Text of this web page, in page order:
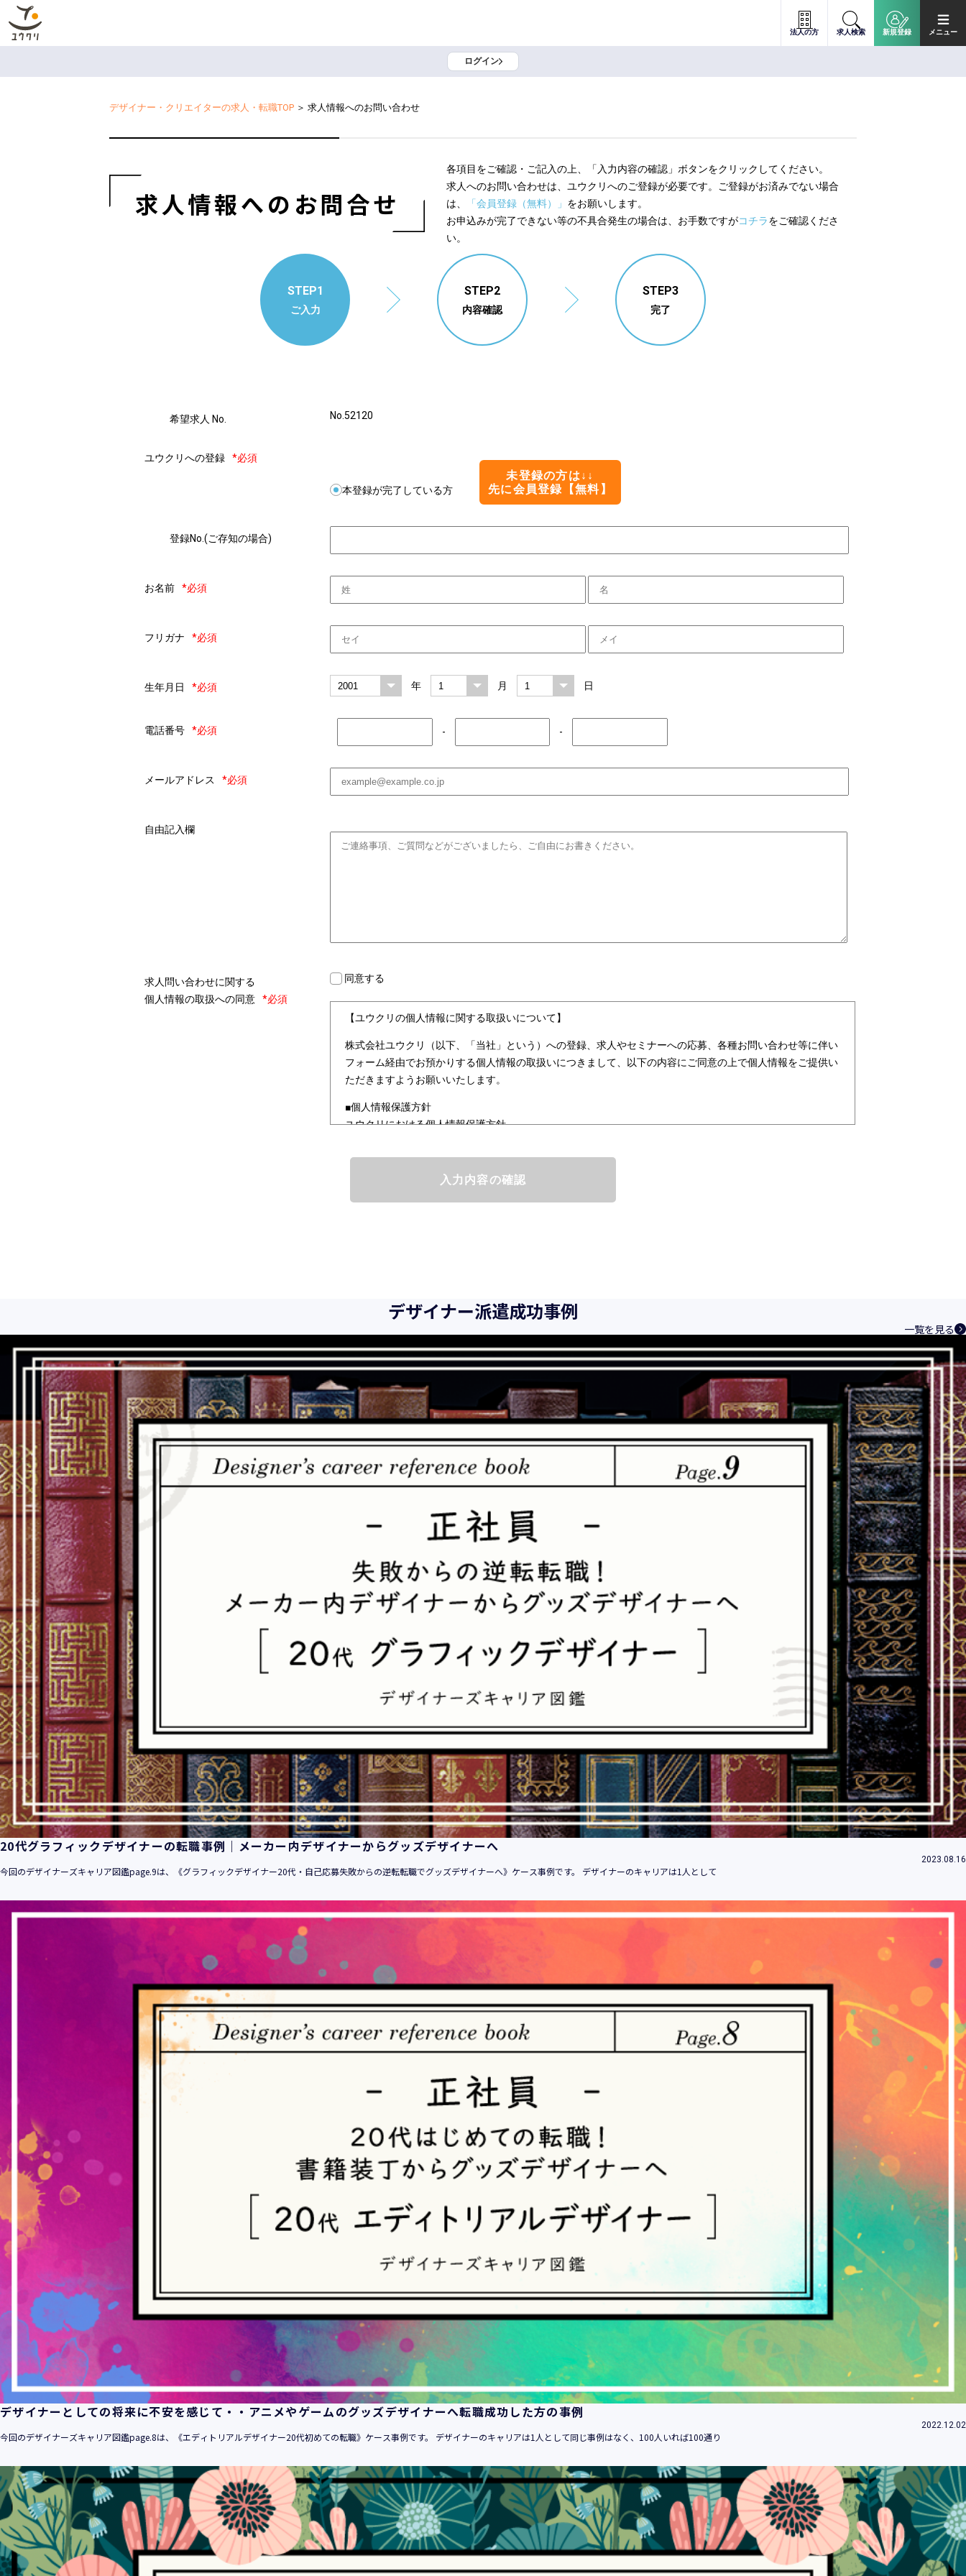
法人の方 求人検索 新規登録 メニュー
ログイン
デザイナー・クリエイターの求人・転職TOP ＞ 求人情報へのお問い合わせ
求人情報へのお問合せ
各項目をご確認・ご記入の上、「入力内容の確認」ボタンをクリックしてください。
求人へのお問い合わせは、ユウクリへのご登録が必要です。ご登録がお済みでない場合
は、
「会員登録（無料）」 をお願いします。
お申込みが完了できない等の不具合発生の場合は、お手数ですがコチラをご確認くださ
い。
STEP1
ご入力
STEP2
内容確認
STEP3
完了
希望求人 No. No.52120
ユウクリへの登録 *必須
本登録が完了している方
未登録の方は↓↓
先に会員登録【無料】
登録No.(ご存知の場合)
お名前 *必須
フリガナ *必須
生年月日 *必須 年 月 日
電話番号 *必須 - -
メールアドレス *必須
自由記入欄
求人問い合わせに関する
個人情報の取扱への同意
*必須
同意する
【ユウクリの個人情報に関する取扱いについて】
株式会社ユウクリ（以下、「当社」という）への登録、求人やセミナーへの応募、各種お問い合わせ等に伴い
フォーム経由でお預かりする個人情報の取扱いにつきまして、以下の内容にご同意の上で個人情報をご提供い
ただきますようお願いいたします。
■個人情報保護方針
ユウクリにおける個人情報保護方針
とし、資質のあるクリエイタ－発掘から、活躍の場の提供、成長支援・育成等、クリエイティブ領域で独創的
なサービスを提供するクリエイターエージェンシーとして事業を行っており、お客様、お取引先関係者の個人
向、社会的要請の変化、経営環境の変動等を常に認識しながら、その継続的改善に、全社を挙げて取り組むこ
当社は、事業の目的に適切な個人情報の取得・利用及び提供を行い、特定された利用目的の達成に必要な範囲
当社は個人情報の取扱いに関する法令、国が定める指針その他の規範を遵守致します。
当社は個人情報の漏えい、滅失、き損などのリスクに対しては、合理的な安全対策を講じて防止する規程、体
制を構築し、継続的に向上させていきます。また、万一の際には速やかに是正措置を講じます。
当社は個人情報取扱いに関する苦情及び相談に対しては、迅速かつ誠実に対応致します。
個人情報保護マネジメントシステムは、当社を取り巻く環境の変化と実情を踏まえ、適時・適切に見直して継
続的に改善をはかっていきます。
株式会社 ユウクリ 個人情報保護管理責任者 安部 洋平
〒151-0073 東京都渋谷区笹塚1-55-7 マルエスファーストビル 7F
メールアドレス：
info@y-create.co.jp
電話番号：03-6712-7970（土日休日を除く9:00～18:00）
平成16年 2月 1日
平成23年 4月 1日 改訂
平成26年 9月10日 改訂
平成27年 6月24日 改訂
平成28年11月 1日 改訂
平成30年 7月 1日 改訂
令和6年 5月 1日 改訂
【個人情報】
株式会社ユウクリ（以下「当社」といいます。）が取得する個人情報とは、個人の識別に係る以下の情報をい
います。
・住所・氏名・電話番号・電子メールアドレス、クレジットカード情報、ログインID、パスワード、ニックネ
ーム、IPアドレス等において、特定の個人を識別できる情報
・当社の運営・提供するサービス（以下総称して「当社サービス」といいます。）において、お客様が、当社
でご利用になったサービスの内容、ご利用日時、ご利用回数などのご利用内容及びご利用履歴に関する情報
【個人情報の取得・収集について】
当社は、以下の方法により、個人情報を取得させていただきます。
当社サービスにおいて、自ら入力された個人情報を、当社は取得・収集させていただきます。
・電子メール、郵便、書面、電話等の手段により取得・収集させていただく方法
収集させていただきます。
・当社等へアクセスされた際に情報を収集させていただく方法
ザや携帯電話の種類、IPアドレスなどの情報を含みます。
【個人情報の利用目的の公表】
当社は、個人情報を次の利用目的の範囲内で利用することを、個人情報の保護に関する法律（個人情報保護
法）第21条第１項及びJISQ15001:2017の附属書A.3.4.2.4に基づき公表します。
＜個人情報の利用目的＞
１．当社のサービスを提供するため
３．当社のサービスの運営・管理のため
４．当社のサービスに関するご案内、お問い合せ等への対応のため
５．当社、その他当社のサービスについての調査・データ集積、改善、研究開発のため
６．当社がおすすめする商品・サービスなどのご案内を送信・送付するため
７．当社とお客様の間での必要な連絡を行うため
８．当社のサービスに関する当社の規約、ポリシー等（以下「規約等」といいます。）に違反する行為に対す
る対応のため
９．当社のサービスに関する規約等の変更などを通知するため
10．その他当社とお客様との間で同意した目的のため
が取り扱う商品・サービスに関するご案内や資料の送付のため
12．上記 １ から １１に附随する目的のため
・登録者情報
1．登録者に対する各種人材サービスの提供（求人情報の提供を含みます。）のため
2．登録者に対する「活躍の場の創造」と「就業の機会の創出」目的の情報提供のため
デザイナー派遣成功事例
一覧を見る
20代グラフィックデザイナーの転職事例｜メーカー内デザイナーからグッズデザイナーへ
2023.08.16
今回のデザイナーズキャリア図鑑page.9は、《グラフィックデザイナー20代・自己応募失敗からの逆転転職でグッズデザイナーへ》ケース事例です。 デザイナーのキャリアは1人として
デザイナーとしての将来に不安を感じて・・アニメやゲームのグッズデザイナーへ転職成功した方の事例
2022.12.02
今回のデザイナーズキャリア図鑑page.8は、《エディトリアルデザイナー20代初めての転職》ケース事例です。 デザイナーのキャリアは1人として同じ事例はなく、100人いれば100通り